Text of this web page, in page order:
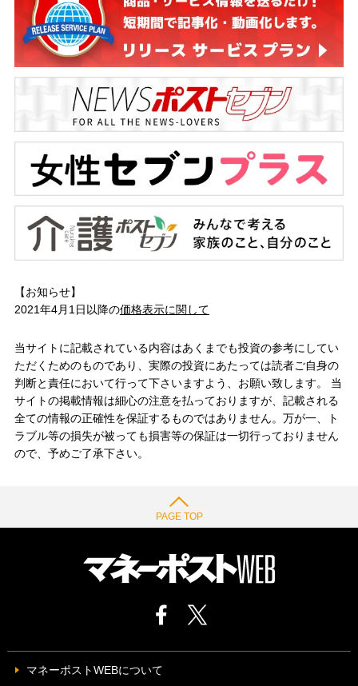
【お知らせ】
2021年4月1日以降の価格表示に関して
当サイトに記載されている内容はあくまでも投資の参考にしてい
ただくためのものであり、実際の投資にあたっては読者ご自身の
判断と責任において行って下さいますよう、お願い致します。 当
サイトの掲載情報は細心の注意を払っておりますが、記載される
全ての情報の正確性を保証するものではありません。万が一、ト
ラブル等の損失が被っても損害等の保証は一切行っておりません
ので、予めご了承下さい。
PAGE TOP
マネーポストWEBについて